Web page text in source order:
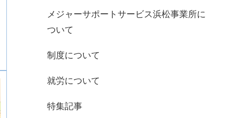
メジャーサポートサービス浜松事業所に
ついて
制度について
就労について
特集記事